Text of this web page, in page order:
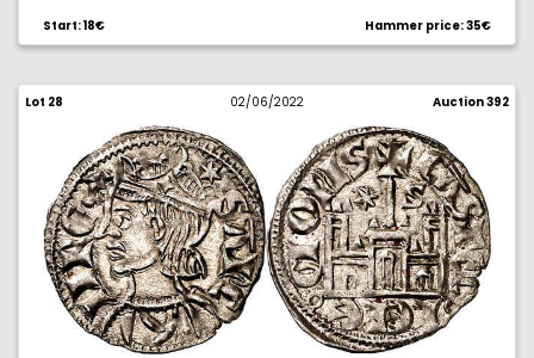
Start: 18€ Hammer price: 35€
Lot 28 02/06/2022 Auction 392